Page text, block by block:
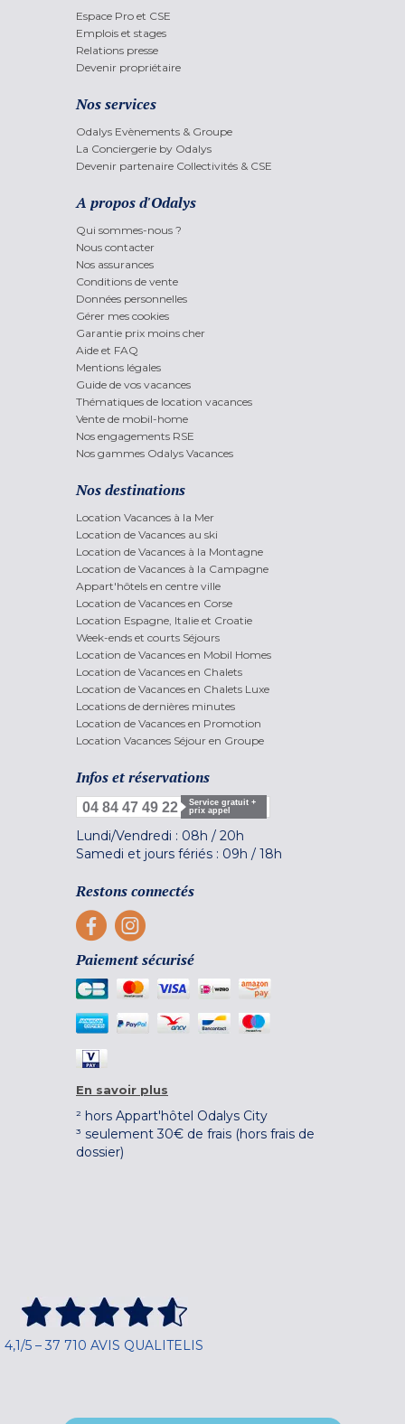
Espace Pro et CSE
Emplois et stages
Relations presse
Devenir propriétaire
Nos services
Odalys Evènements & Groupe
La Conciergerie by Odalys
Devenir partenaire Collectivités & CSE
A propos d'Odalys
Qui sommes-nous ?
Nous contacter
Nos assurances
Conditions de vente
Données personnelles
Gérer mes cookies
Garantie prix moins cher
Aide et FAQ
Mentions légales
Guide de vos vacances
Thématiques de location vacances
Vente de mobil-home
Nos engagements RSE
Nos gammes Odalys Vacances
Nos destinations
Location Vacances à la Mer
Location de Vacances au ski
Location de Vacances à la Montagne
Location de Vacances à la Campagne
Appart'hôtels en centre ville
Location de Vacances en Corse
Location Espagne, Italie et Croatie
Week-ends et courts Séjours
Location de Vacances en Mobil Homes
Location de Vacances en Chalets
Location de Vacances en Chalets Luxe
Locations de dernières minutes
Location de Vacances en Promotion
Location Vacances Séjour en Groupe
Infos et réservations
04 84 47 49 22
Service gratuit +
prix appel
Lundi/Vendredi : 08h / 20h
Samedi et jours fériés : 09h / 18h
Restons connectés
Paiement sécurisé
En savoir plus
² hors Appart'hôtel Odalys City
³ seulement 30€ de frais (hors frais de
dossier)
4,1/5 – 37 710 AVIS QUALITELIS